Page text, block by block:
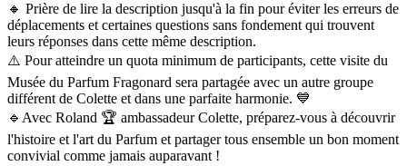
🔸️ Prière de lire la description jusqu'à la fin pour éviter les erreurs de
déplacements et certaines questions sans fondement qui trouvent
leurs réponses dans cette même description.
⚠️ Pour atteindre un quota minimum de participants, cette visite du
Musée du Parfum Fragonard sera partagée avec un autre groupe
différent de Colette et dans une parfaite harmonie. 💙
🔹️Avec Roland 🏆 ambassadeur Colette, préparez-vous à découvrir
l'histoire et l'art du Parfum et partager tous ensemble un bon moment
convivial comme jamais auparavant !